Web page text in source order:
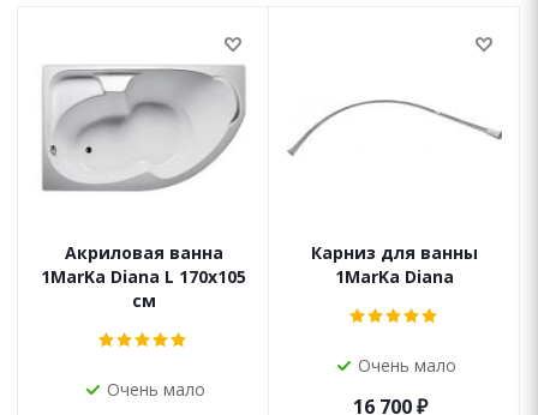
Акриловая ванна
1MarKa Diana L 170x105
см
Очень мало
Карниз для ванны
1MarKa Diana
Очень мало
16 700₽